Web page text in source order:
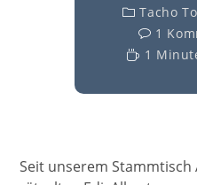
Tacho
1
1
Seit unserem Stammtisch